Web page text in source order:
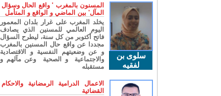
سلوى بن
لفقيه
المسنون بالمغرب ' واقع الحال وسؤال
المآل' بين الماضي و الواقع و المتأمل
يخلد المغرب على غرار بلدان المعمور
اليوم العالمي للمسنين الذي يصادف
فاتح أكتوبر من كل سنة، ليطرح السؤال
مجددا عن واقع حال المسنين بالمغرب
و عن وضعيتهم النفسية و الاقتصادية
والاجتماعية و الصحية وعن مآلهم و
مستقبله
الاعمال الدرامية الرمضانية والاحكام
القضائية